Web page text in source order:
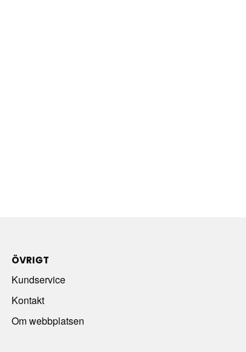
ÖVRIGT
Kundservice
Kontakt
Om webbplatsen